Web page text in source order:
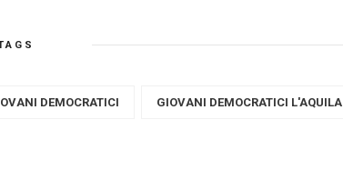
DEMOCRATICI GIOVANI DEMOCRATICI L'AQUILA